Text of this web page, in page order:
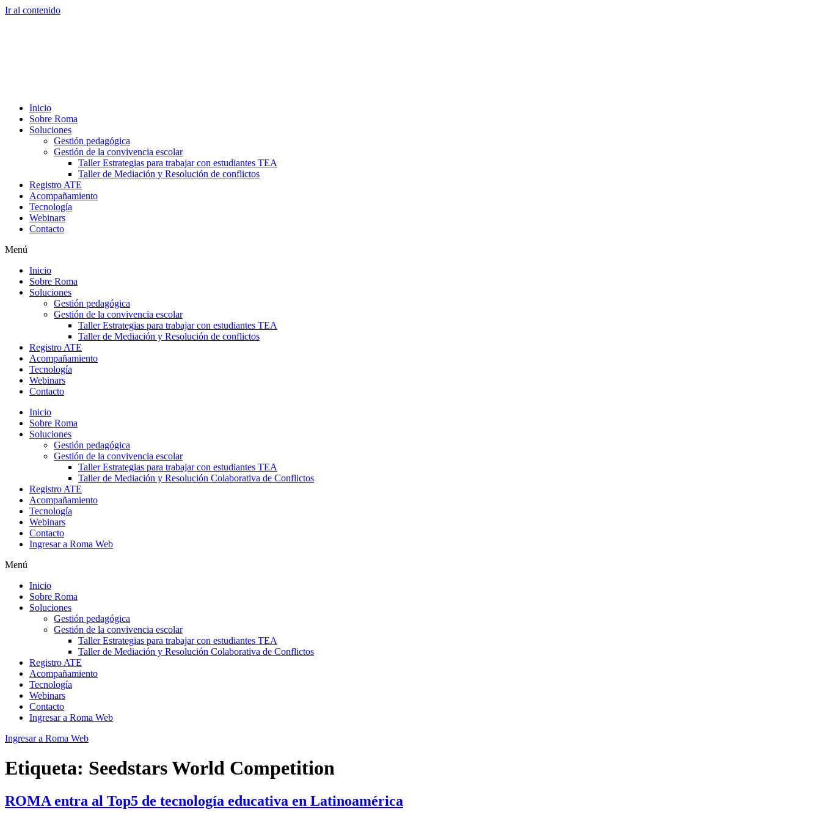
Ir al contenido
Inicio
Sobre Roma
Soluciones
Gestión pedagógica
Gestión de la convivencia escolar
Taller Estrategias para trabajar con estudiantes TEA
Taller de Mediación y Resolución de conflictos
Registro ATE
Acompañamiento
Tecnología
Webinars
Contacto
Menú
Inicio
Sobre Roma
Soluciones
Gestión pedagógica
Gestión de la convivencia escolar
Taller Estrategias para trabajar con estudiantes TEA
Taller de Mediación y Resolución de conflictos
Registro ATE
Acompañamiento
Tecnología
Webinars
Contacto
Inicio
Sobre Roma
Soluciones
Gestión pedagógica
Gestión de la convivencia escolar
Taller Estrategias para trabajar con estudiantes TEA
Taller de Mediación y Resolución Colaborativa de Conflictos
Registro ATE
Acompañamiento
Tecnología
Webinars
Contacto
Ingresar a Roma Web
Menú
Inicio
Sobre Roma
Soluciones
Gestión pedagógica
Gestión de la convivencia escolar
Taller Estrategias para trabajar con estudiantes TEA
Taller de Mediación y Resolución Colaborativa de Conflictos
Registro ATE
Acompañamiento
Tecnología
Webinars
Contacto
Ingresar a Roma Web
Ingresar a Roma Web
Etiqueta: Seedstars World Competition
ROMA entra al Top5 de tecnología educativa en Latinoamérica